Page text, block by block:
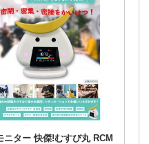
ニター 快傑!むすび丸 RCM